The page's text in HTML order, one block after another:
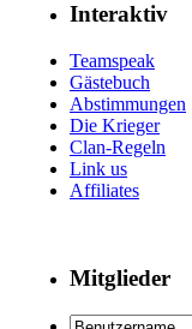
Interaktiv
Teamspeak
Gästebuch
Abstimmungen
Die Krieger
Clan-Regeln
Link us
Affiliates
Mitglieder